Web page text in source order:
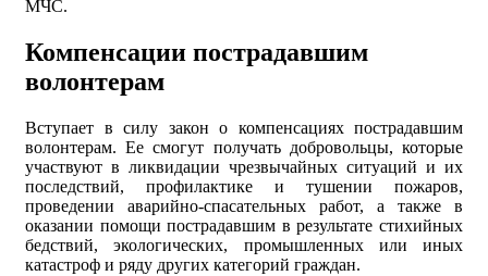
МЧС.
Компенсации пострадавшим
волонтерам
Вступает в силу закон о компенсациях пострадавшим
волонтерам. Ее смогут получать добровольцы, которые
участвуют в ликвидации чрезвычайных ситуаций и их
последствий, профилактике и тушении пожаров,
проведении аварийно-спасательных работ, а также в
оказании помощи пострадавшим в результате стихийных
бедствий, экологических, промышленных или иных
катастроф и ряду других категорий граждан.